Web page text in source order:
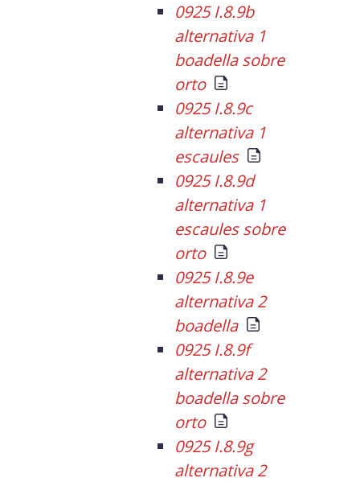
0925 I.8.9b
alternativa 1
boadella sobre
orto
0925 I.8.9c
alternativa 1
escaules
0925 I.8.9d
alternativa 1
escaules sobre
orto
0925 I.8.9e
alternativa 2
boadella
0925 I.8.9f
alternativa 2
boadella sobre
orto
0925 I.8.9g
alternativa 2